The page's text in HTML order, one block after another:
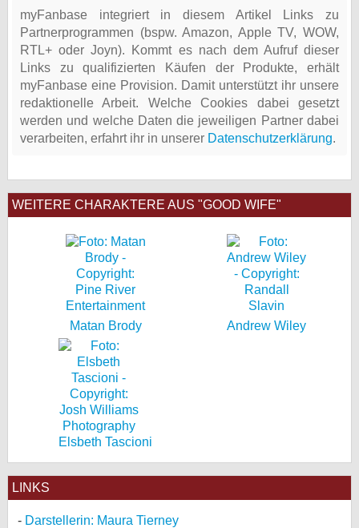
myFanbase integriert in diesem Artikel Links zu
Partnerprogrammen (bspw. Amazon, Apple TV, WOW,
RTL+ oder Joyn). Kommt es nach dem Aufruf dieser
Links zu qualifizierten Käufen der Produkte, erhält
myFanbase eine Provision. Damit unterstützt ihr unsere
redaktionelle Arbeit. Welche Cookies dabei gesetzt
werden und welche Daten die jeweiligen Partner dabei
verarbeiten, erfahrt ihr in unserer Datenschutzerklärung.
WEITERE CHARAKTERE AUS "GOOD WIFE"
Matan Brody Andrew Wiley
Elsbeth Tascioni
LINKS
Darstellerin: Maura Tierney